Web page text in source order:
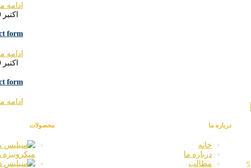
ادامه
اکتبر 9, 2024
form
ادامه
اکتبر 9, 2024
form
ادامه
درباره ما
خانه
درباره ما
مطالب
محصولات